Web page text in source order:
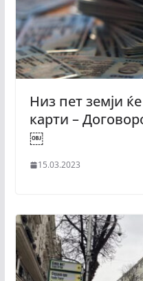
Низ пет земји
карти –
￼
15.03.2023